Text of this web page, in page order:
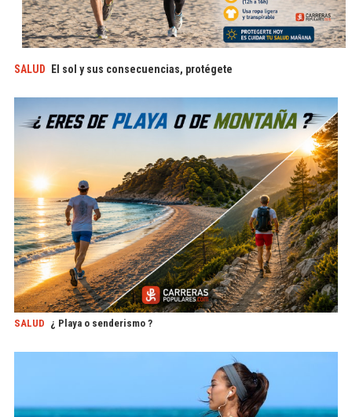
SALUD El sol y sus consecuencias, protégete
SALUD ¿ Playa o senderismo ?